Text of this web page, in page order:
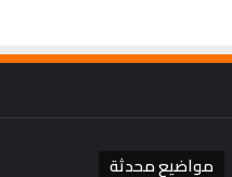
مواضيع محدثة